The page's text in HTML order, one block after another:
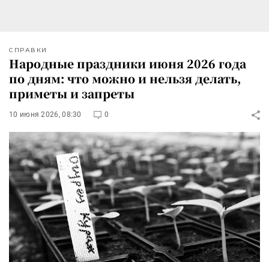
СПРАВКИ
Народные праздники июня 2026 года
по дням: что можно и нельзя делать,
приметы и запреты
10 июня 2026, 08:30 0